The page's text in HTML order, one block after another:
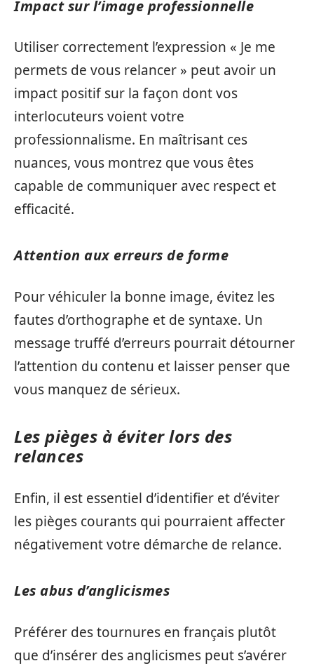
Impact sur l’image professionnelle
Utiliser correctement l’expression « Je me
permets de vous relancer » peut avoir un
impact positif sur la façon dont vos
interlocuteurs voient votre
professionnalisme. En maîtrisant ces
nuances, vous montrez que vous êtes
capable de communiquer avec respect et
efficacité.
Attention aux erreurs de forme
Pour véhiculer la bonne image, évitez les
fautes d’orthographe et de syntaxe. Un
message truffé d’erreurs pourrait détourner
l’attention du contenu et laisser penser que
vous manquez de sérieux.
Les pièges à éviter lors des
relances
Enfin, il est essentiel d’identifier et d’éviter
les pièges courants qui pourraient affecter
négativement votre démarche de relance.
Les abus d’anglicismes
Préférer des tournures en français plutôt
que d’insérer des anglicismes peut s’avérer